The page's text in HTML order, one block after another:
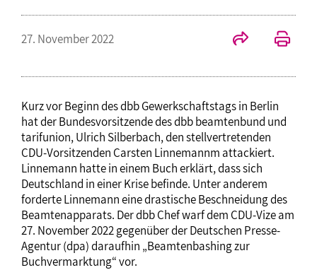
27. November 2022
Kurz vor Beginn des dbb Gewerkschaftstags in Berlin
hat der Bundesvorsitzende des dbb beamtenbund und
tarifunion, Ulrich Silberbach, den stellvertretenden
CDU-Vorsitzenden Carsten Linnemannm attackiert.
Linnemann hatte in einem Buch erklärt, dass sich
Deutschland in einer Krise befinde. Unter anderem
forderte Linnemann eine drastische Beschneidung des
Beamtenapparats. Der dbb Chef warf dem CDU-Vize am
27. November 2022 gegenüber der Deutschen Presse-
Agentur (dpa) daraufhin „Beamtenbashing zur
Buchvermarktung“ vor.